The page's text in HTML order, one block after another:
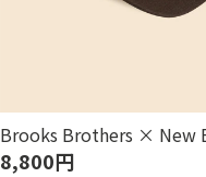
Brooks Brothers × New
8,800円